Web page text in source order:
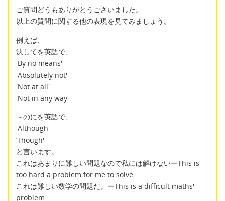
ご質問どうもありがとうございました。
以上の質問に関する他の表現を見てみましょう。
例えば、
決してを英語で、
'By no means'
'Absolutely not'
'Not at all'
'Not in any way'
～のにを英語で、
'Although'
’Though'
と言います。
これはあまりに難しい問題なので私には解けないーThis is
too hard a problem for me to solve.
これは難しい数学の問題だ。ーThis is a difficult maths'
problem.